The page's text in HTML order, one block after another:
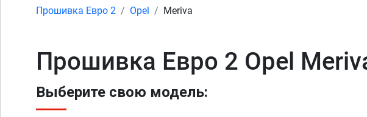
Прошивка Евро 2 Opel Meriva
Прошивка Евро 2 Opel
Выберите свою модель: